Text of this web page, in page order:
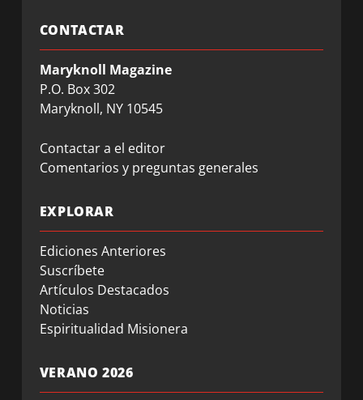
CONTACTAR
Maryknoll Magazine
P.O. Box 302
Maryknoll, NY 10545
Contactar a el editor
Comentarios y preguntas generales
EXPLORAR
Ediciones Anteriores
Suscríbete
Artículos Destacados
Noticias
Espiritualidad Misionera
VERANO 2026